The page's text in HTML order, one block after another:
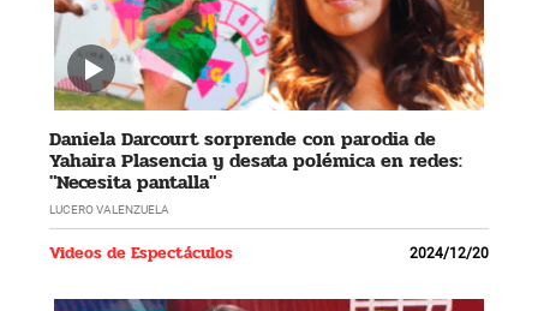
Daniela Darcourt sorprende con parodia de
Yahaira Plasencia y desata polémica en redes:
"Necesita pantalla"
LUCERO VALENZUELA
Videos de Espectáculos 2024/12/20